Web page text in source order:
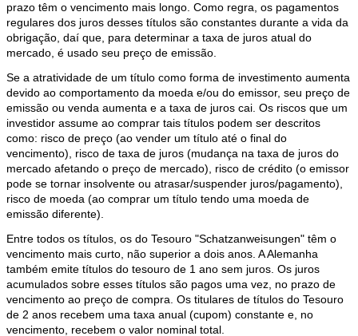
prazo têm o vencimento mais longo. Como regra, os pagamentos
regulares dos juros desses títulos são constantes durante a vida da
obrigação, daí que, para determinar a taxa de juros atual do
mercado, é usado seu preço de emissão.
Se a atratividade de um título como forma de investimento aumenta
devido ao comportamento da moeda e/ou do emissor, seu preço de
emissão ou venda aumenta e a taxa de juros cai. Os riscos que um
investidor assume ao comprar tais títulos podem ser descritos
como: risco de preço (ao vender um título até o final do
vencimento), risco de taxa de juros (mudança na taxa de juros do
mercado afetando o preço de mercado), risco de crédito (o emissor
pode se tornar insolvente ou atrasar/suspender juros/pagamento),
risco de moeda (ao comprar um título tendo uma moeda de
emissão diferente).
Entre todos os títulos, os do Tesouro "Schatzanweisungen" têm o
vencimento mais curto, não superior a dois anos. A Alemanha
também emite títulos do tesouro de 1 ano sem juros. Os juros
acumulados sobre esses títulos são pagos uma vez, no prazo de
vencimento ao preço de compra. Os titulares de títulos do Tesouro
de 2 anos recebem uma taxa anual (cupom) constante e, no
vencimento, recebem o valor nominal total.